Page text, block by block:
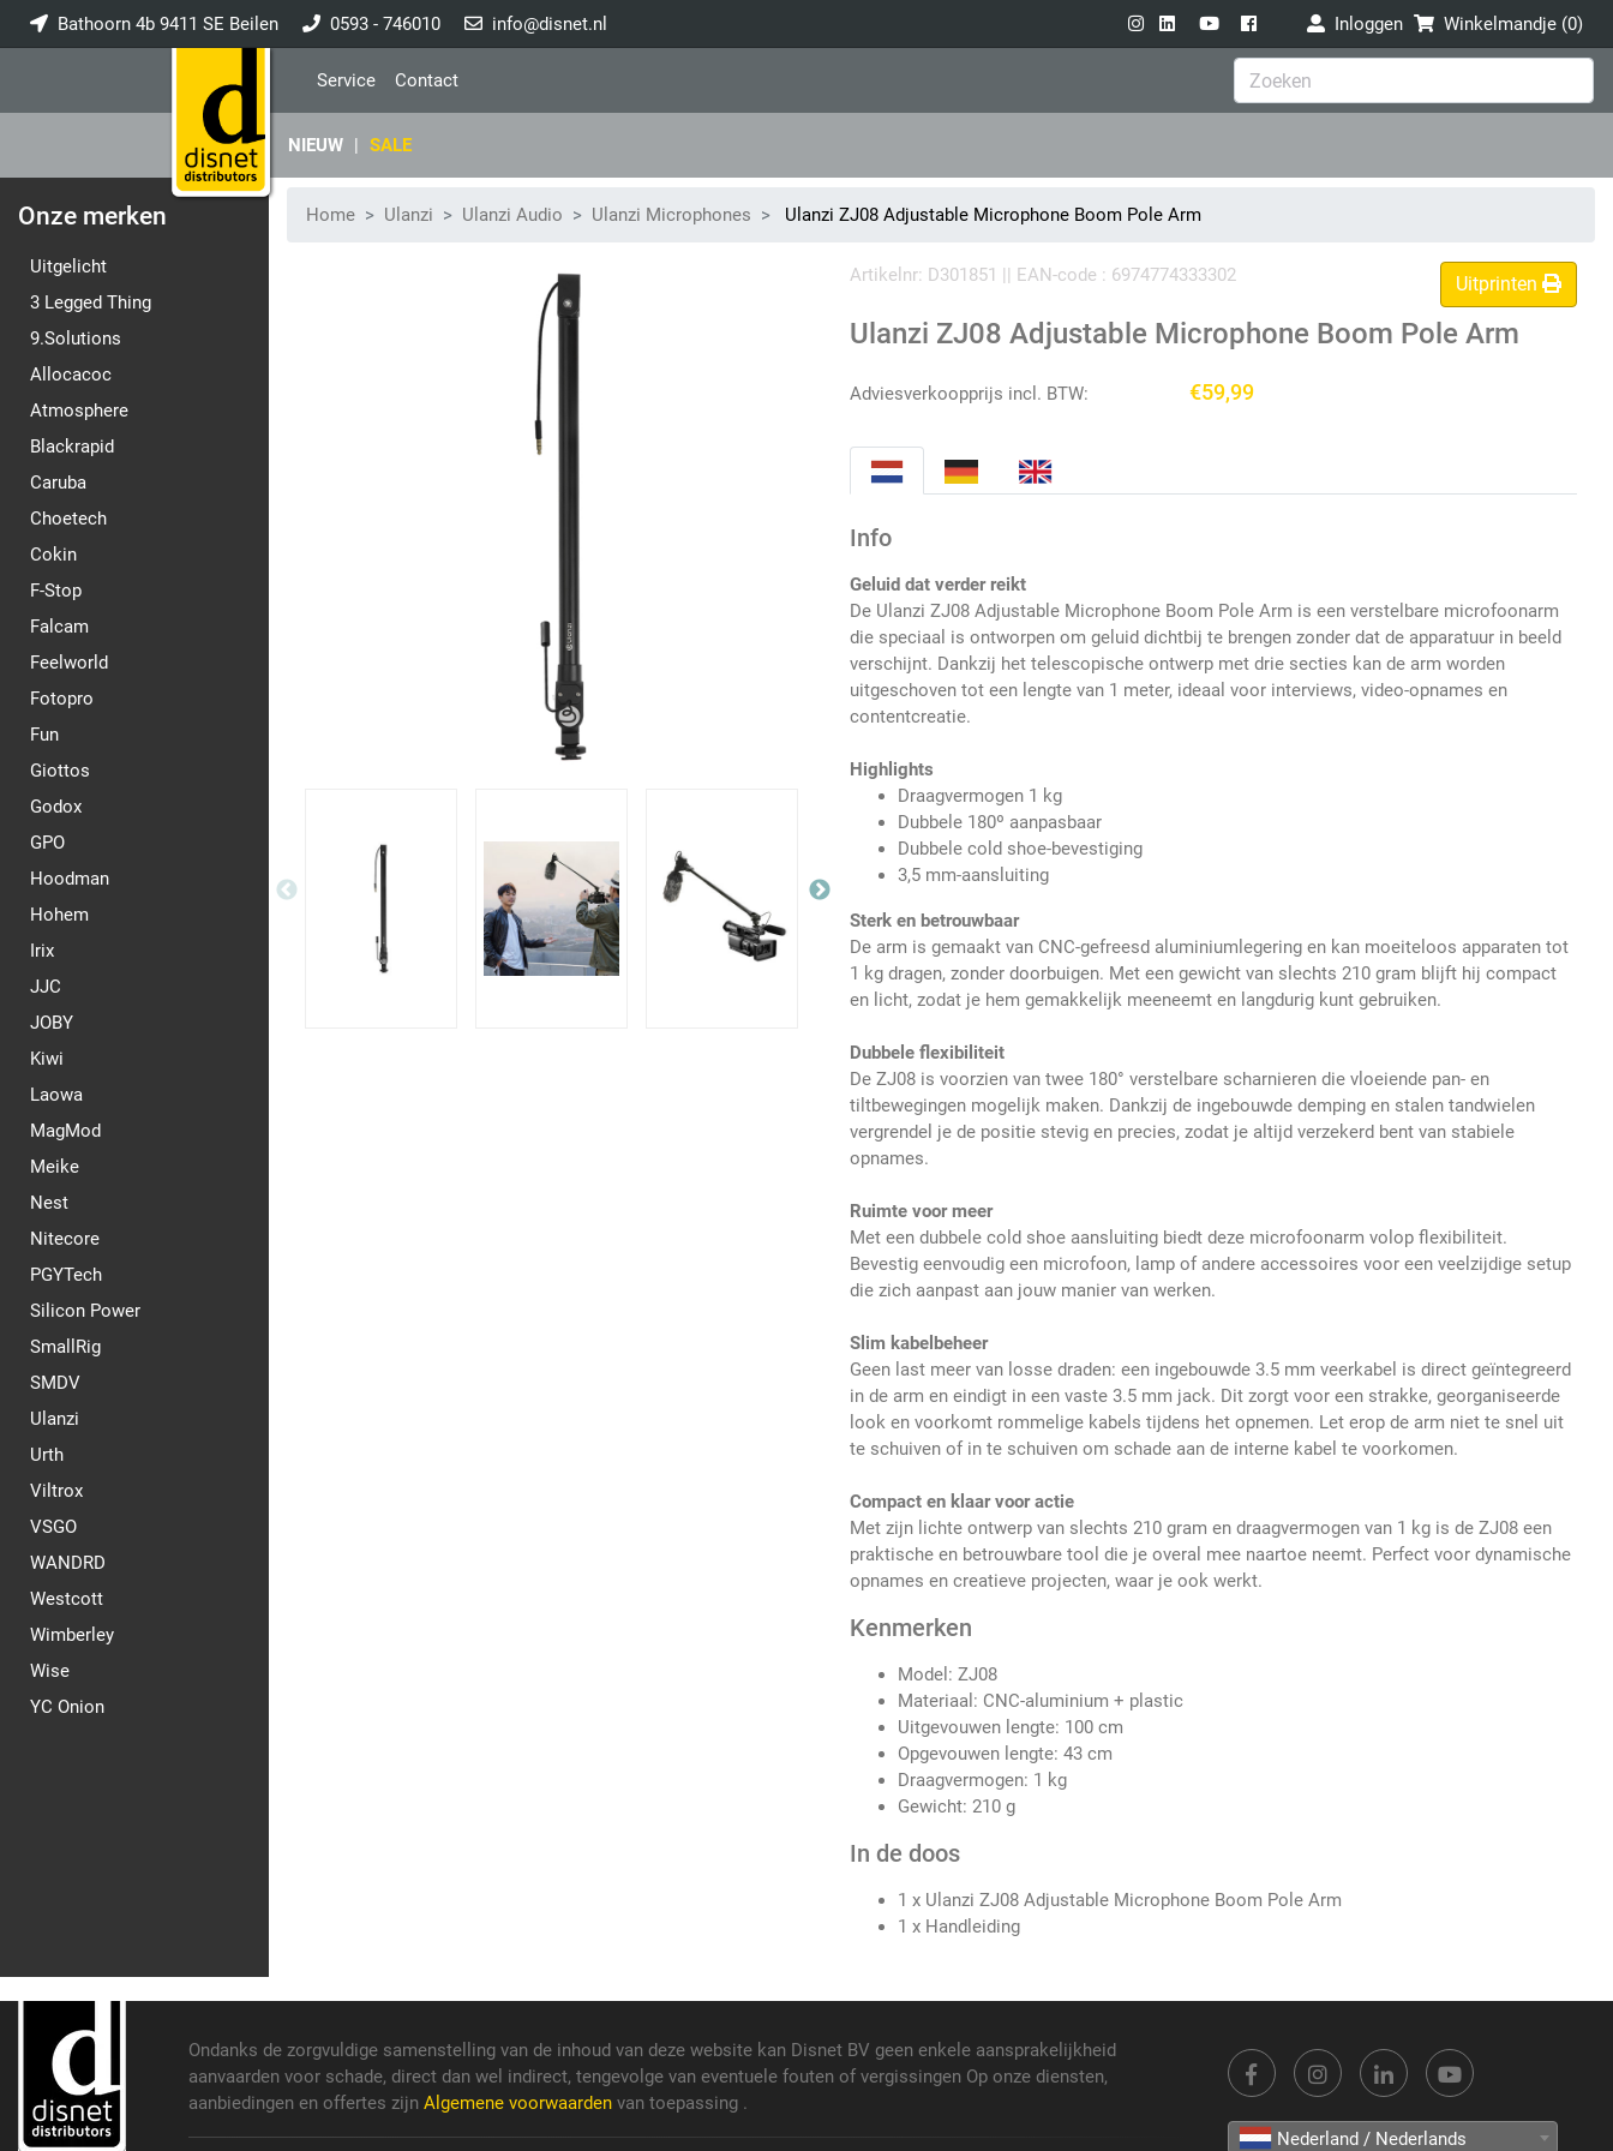
Bathoorn 4b 9411 SE Beilen 0593 - 746010 info@disnet.nl Inloggen Winkelmandje (0)
Service Contact
NIEUW | SALE
Onze merken
Uitgelicht
3 Legged Thing
9.Solutions
Allocacoc
Atmosphere
Blackrapid
Caruba
Choetech
Cokin
F-Stop
Falcam
Feelworld
Fotopro
Fun
Giottos
Godox
GPO
Hoodman
Hohem
Irix
JJC
JOBY
Kiwi
Laowa
MagMod
Meike
Nest
Nitecore
PGYTech
Silicon Power
SmallRig
SMDV
Ulanzi
Urth
Viltrox
VSGO
WANDRD
Westcott
Wimberley
Wise
YC Onion
Home Ulanzi Ulanzi Audio Ulanzi Microphones Ulanzi ZJ08 Adjustable Microphone Boom Pole Arm
Artikelnr: D301851 || EAN-code : 6974774333302 Uitprinten
Ulanzi ZJ08 Adjustable Microphone Boom Pole Arm
Adviesverkoopprijs incl. BTW: €59,99
Info
Geluid dat verder reikt
De Ulanzi ZJ08 Adjustable Microphone Boom Pole Arm is een verstelbare microfoonarm
die speciaal is ontworpen om geluid dichtbij te brengen zonder dat de apparatuur in beeld
verschijnt. Dankzij het telescopische ontwerp met drie secties kan de arm worden
uitgeschoven tot een lengte van 1 meter, ideaal voor interviews, video-opnames en
contentcreatie.
Highlights
Draagvermogen 1 kg
Dubbele 180º aanpasbaar
Dubbele cold shoe-bevestiging
3,5 mm-aansluiting
Sterk en betrouwbaar
De arm is gemaakt van CNC-gefreesd aluminiumlegering en kan moeiteloos apparaten tot
1 kg dragen, zonder doorbuigen. Met een gewicht van slechts 210 gram blijft hij compact
en licht, zodat je hem gemakkelijk meeneemt en langdurig kunt gebruiken.
Dubbele flexibiliteit
De ZJ08 is voorzien van twee 180° verstelbare scharnieren die vloeiende pan- en
tiltbewegingen mogelijk maken. Dankzij de ingebouwde demping en stalen tandwielen
vergrendel je de positie stevig en precies, zodat je altijd verzekerd bent van stabiele
opnames.
Ruimte voor meer
Met een dubbele cold shoe aansluiting biedt deze microfoonarm volop flexibiliteit.
Bevestig eenvoudig een microfoon, lamp of andere accessoires voor een veelzijdige setup
die zich aanpast aan jouw manier van werken.
Slim kabelbeheer
Geen last meer van losse draden: een ingebouwde 3.5 mm veerkabel is direct geïntegreerd
in de arm en eindigt in een vaste 3.5 mm jack. Dit zorgt voor een strakke, georganiseerde
look en voorkomt rommelige kabels tijdens het opnemen. Let erop de arm niet te snel uit
te schuiven of in te schuiven om schade aan de interne kabel te voorkomen.
Compact en klaar voor actie
Met zijn lichte ontwerp van slechts 210 gram en draagvermogen van 1 kg is de ZJ08 een
praktische en betrouwbare tool die je overal mee naartoe neemt. Perfect voor dynamische
opnames en creatieve projecten, waar je ook werkt.
Kenmerken
Model: ZJ08
Materiaal: CNC-aluminium + plastic
Uitgevouwen lengte: 100 cm
Opgevouwen lengte: 43 cm
Draagvermogen: 1 kg
Gewicht: 210 g
In de doos
1 x Ulanzi ZJ08 Adjustable Microphone Boom Pole Arm
1 x Handleiding
Ondanks de zorgvuldige samenstelling van de inhoud van deze website kan Disnet BV geen enkele aansprakelijkheid
aanvaarden voor schade, direct dan wel indirect, tengevolge van eventuele fouten of vergissingen Op onze diensten,
aanbiedingen en offertes zijn Algemene voorwaarden van toepassing .
Nederland / Nederlands